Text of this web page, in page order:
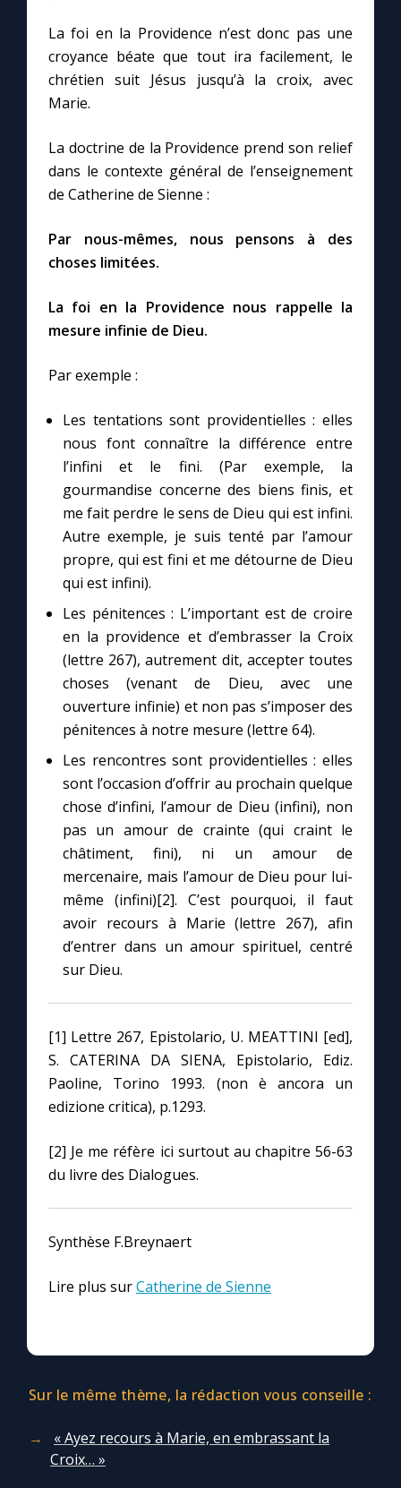
Mes intentions de prière
Une Minute avec Marie
Une neuvaine
À la une
1000 Raisons de Croire
Contact
Marie de Nazareth
La foi en la Providence n’est donc pas une
croyance béate que tout ira facilement, le
chrétien suit Jésus jusqu’à la croix, avec
Marie.
La doctrine de la Providence prend son relief
dans le contexte général de l’enseignement
de Catherine de Sienne :
Par nous-mêmes, nous pensons à des
choses limitées.
La foi en la Providence nous rappelle la
mesure infinie de Dieu.
Par exemple :
Les tentations sont providentielles : elles
nous font connaître la différence entre
l’infini et le fini. (Par exemple, la
gourmandise concerne des biens finis, et
me fait perdre le sens de Dieu qui est infini.
Autre exemple, je suis tenté par l’amour
propre, qui est fini et me détourne de Dieu
qui est infini).
Les pénitences : L’important est de croire
en la providence et d’embrasser la Croix
(lettre 267), autrement dit, accepter toutes
choses (venant de Dieu, avec une
ouverture infinie) et non pas s’imposer des
pénitences à notre mesure (lettre 64).
Les rencontres sont providentielles : elles
sont l’occasion d’offrir au prochain quelque
chose d’infini, l’amour de Dieu (infini), non
pas un amour de crainte (qui craint le
châtiment, fini), ni un amour de
mercenaire, mais l’amour de Dieu pour lui-
même (infini)[2]. C’est pourquoi, il faut
avoir recours à Marie (lettre 267), afin
d’entrer dans un amour spirituel, centré
sur Dieu.
[1] Lettre 267, Epistolario, U. MEATTINI [ed],
S. CATERINA DA SIENA, Epistolario, Ediz.
Paoline, Torino 1993. (non è ancora un
edizione critica), p.1293.
[2] Je me réfère ici surtout au chapitre 56-63
du livre des Dialogues.
Synthèse F.Breynaert
Lire plus surCatherine de Sienne
Sur le même thème, la rédaction vous conseille :
« Ayez recours à Marie, en embrassant la
Croix… »